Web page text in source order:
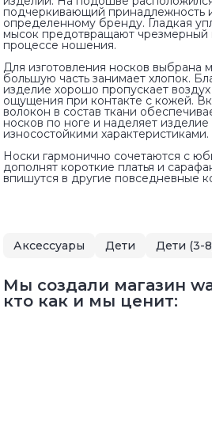
подчеркивающий принадлежность
определенному бренду. Гладкая
мысок предотвращают чрезмерный
процессе ношения.
Для изготовления носков выбрана
большую часть занимает хлопок.
изделие хорошо пропускает
ощущения при контакте с кожей.
волокон в состав ткани
носков по ноге и наделяет
износостойкими характеристиками.
Носки гармонично сочетаются с
дополнят короткие платья и
впишутся в другие повседневные
Аксессуары Дети Дети (3-
Мы создали магазин
кто как и мы ценит: